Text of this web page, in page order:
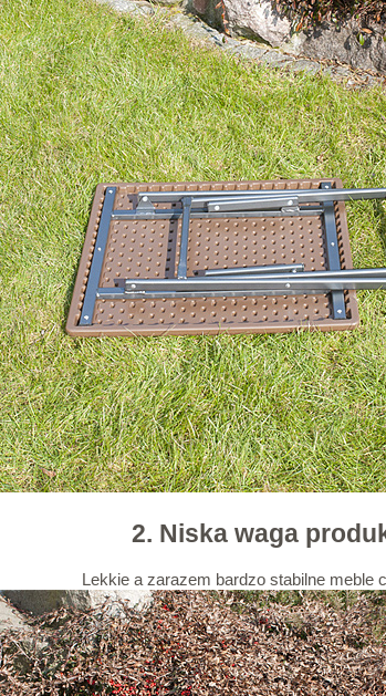
2. Niska waga
Lekkie a zarazem bardzo stabilne meble